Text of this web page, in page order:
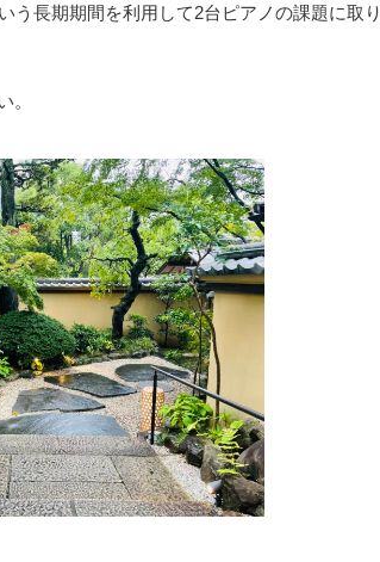
う長期期間を利用して2台ピアノの課題に取
。